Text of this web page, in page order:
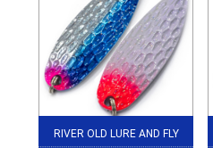
RIVER OLD LURE AND FLY